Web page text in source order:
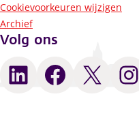
Cookievoorkeuren wijzigen
Archief
Volg ons
LinkedIn Facebook X Instagram